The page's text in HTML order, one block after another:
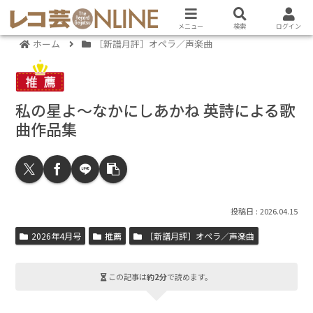
ホーム ［新譜月評］オペラ／声楽曲
私の星よ～なかにしあかね 英詩による歌
曲作品集
2026.04.15
2026年4月号 推薦 ［新譜月評］オペラ／声楽曲
この記事は約2分で読めます。
メニュー 検索 ログイン